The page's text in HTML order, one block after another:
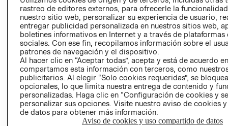
RELACIÓN CON
INVERSIONISTAS
POLÍTICA
EMPRESARIAL
- RETIRO EN
TIENDA
TÉRMINOS Y
CONDICIONES
PRIVACIDAD
GIFT CARD
AVISO DE
COOKIES
rastreo de editores externos, para ofrecerle la
nuestro sitio web, personalizar su experiencia de usuario,
entregar publicidad personalizada en nuestros sitios web,
boletines informativos en Internet y a través de plataformas
sociales. Con ese fin, recopilamos información sobre el
patrones de navegación y el dispositivo.
Al hacer clic en “Aceptar todas”, acepta y está de acuerdo
compartamos esta información con terceros, como
publicitarios. Al elegir “Solo cookies requeridas”, se
opcionales, lo que limita nuestra entrega de contenido y
personalizadas. Haga clic en “Configuración de cookies y
personalizar sus opciones. Visite nuestro aviso de cookies
de datos para obtener más información.
Aviso de cookies y uso compartido de datos